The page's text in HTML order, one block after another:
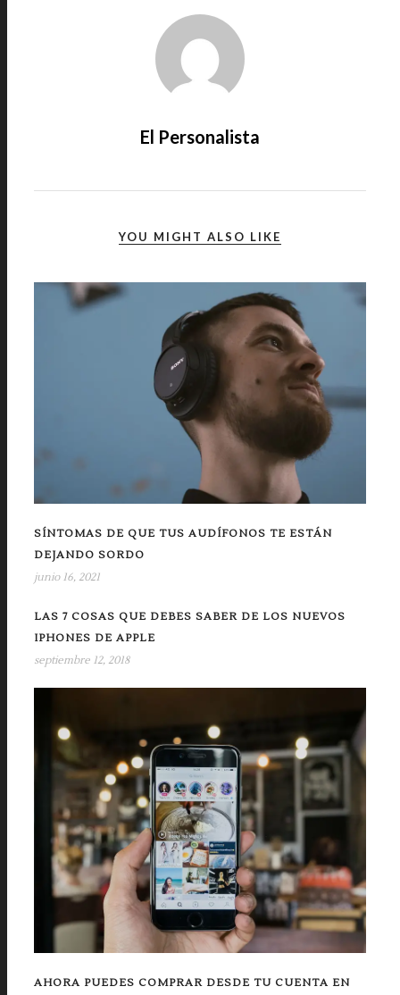
El Personalista
YOU MIGHT ALSO LIKE
SÍNTOMAS DE QUE TUS AUDÍFONOS TE ESTÁN
DEJANDO SORDO
junio 16, 2021
LAS 7 COSAS QUE DEBES SABER DE LOS NUEVOS
IPHONES DE APPLE
septiembre 12, 2018
AHORA PUEDES COMPRAR DESDE TU CUENTA EN